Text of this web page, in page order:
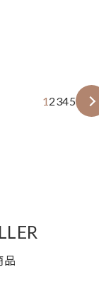
12345
品